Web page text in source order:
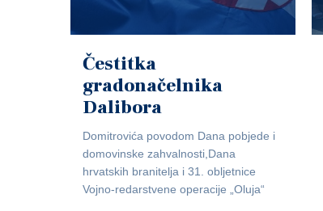
Čestitka
gradonačelnika
Dalibora
Domitrovića povodom Dana pobjede i
domovinske zahvalnosti,Dana
hrvatskih branitelja i 31. obljetnice
Vojno-redarstvene operacije „Oluja“